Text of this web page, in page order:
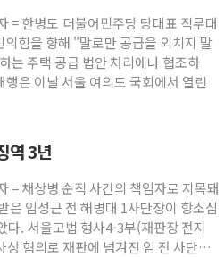
= 한병도 더불어민주당 당대표 직무대
힘을 향해 "말로만 공급을 외치지 말
는 주택 공급 법안 처리에나 협조하
은 이날 서울 여의도 국회에서 열린
역 3년
= 채상병 순직 사건의 책임자로 지목돼
은 임성근 전 해병대 1사단장이 항소심
다. 서울고법 형사4-3부(재판장 전지
상 혐의로 재판에 넘겨진 임 전 사단장